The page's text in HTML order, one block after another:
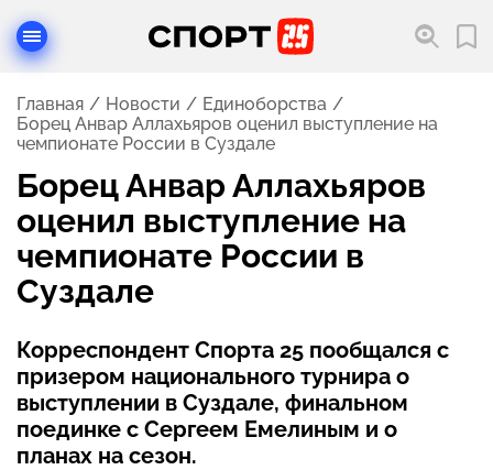
Главная Новости
Единоборства
Борец Анвар Аллахьяров оценил выступление на
чемпионате России в Суздале
Борец Анвар Аллахьяров
оценил выступление на
чемпионате России в
Суздале
Корреспондент Спорта 25 пообщался с
призером национального турнира о
выступлении в Суздале, финальном
поединке с Сергеем Емелиным и о
планах на сезон.